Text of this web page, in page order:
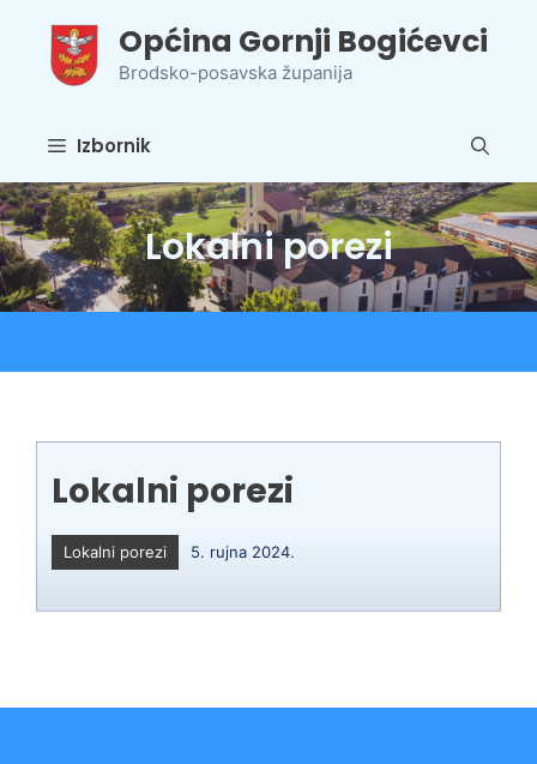
sadržaj
Općina Gornji Bogićevci
Brodsko-posavska županija
Izbornik
Lokalni porezi
Lokalni porezi
Lokalni porezi 5. rujna 2024.